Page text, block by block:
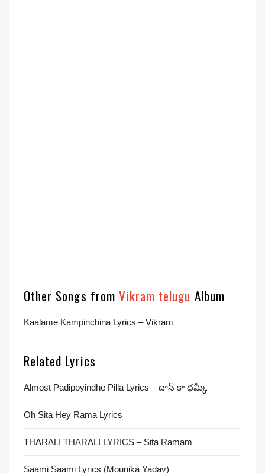
Other Songs from Vikram telugu Album
Kaalame Kampinchina Lyrics – Vikram
Related Lyrics
Almost Padipoyindhe Pilla Lyrics – దాస్ కా ధమ్కీ
Oh Sita Hey Rama Lyrics
THARALI THARALI LYRICS – Sita Ramam
Saami Saami Lyrics (Mounika Yadav)